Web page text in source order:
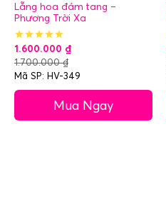
Lẵng hoa đám tang –
Phương Trời Xa
1.600.000 ₫
1.700.000₫
Mã SP: HV-349
Mua Ngay